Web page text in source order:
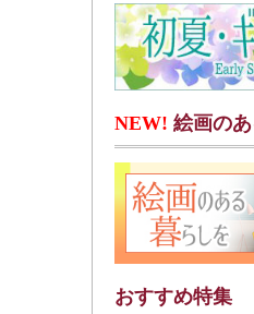
NEW! 絵画の
おすすめ特集